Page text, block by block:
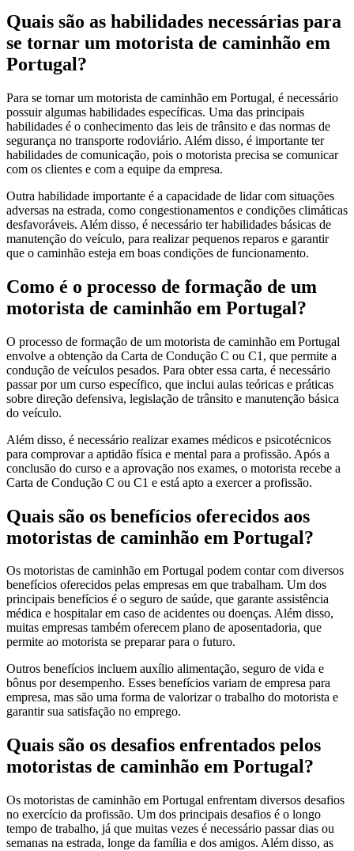
Quais são as habilidades necessárias para
se tornar um motorista de caminhão em
Portugal?
Para se tornar um motorista de caminhão em Portugal, é necessário
possuir algumas habilidades específicas. Uma das principais
habilidades é o conhecimento das leis de trânsito e das normas de
segurança no transporte rodoviário. Além disso, é importante ter
habilidades de comunicação, pois o motorista precisa se comunicar
com os clientes e com a equipe da empresa.
Outra habilidade importante é a capacidade de lidar com situações
adversas na estrada, como congestionamentos e condições climáticas
desfavoráveis. Além disso, é necessário ter habilidades básicas de
manutenção do veículo, para realizar pequenos reparos e garantir
que o caminhão esteja em boas condições de funcionamento.
Como é o processo de formação de um
motorista de caminhão em Portugal?
O processo de formação de um motorista de caminhão em Portugal
envolve a obtenção da Carta de Condução C ou C1, que permite a
condução de veículos pesados. Para obter essa carta, é necessário
passar por um curso específico, que inclui aulas teóricas e práticas
sobre direção defensiva, legislação de trânsito e manutenção básica
do veículo.
Além disso, é necessário realizar exames médicos e psicotécnicos
para comprovar a aptidão física e mental para a profissão. Após a
conclusão do curso e a aprovação nos exames, o motorista recebe a
Carta de Condução C ou C1 e está apto a exercer a profissão.
Quais são os benefícios oferecidos aos
motoristas de caminhão em Portugal?
Os motoristas de caminhão em Portugal podem contar com diversos
benefícios oferecidos pelas empresas em que trabalham. Um dos
principais benefícios é o seguro de saúde, que garante assistência
médica e hospitalar em caso de acidentes ou doenças. Além disso,
muitas empresas também oferecem plano de aposentadoria, que
permite ao motorista se preparar para o futuro.
Outros benefícios incluem auxílio alimentação, seguro de vida e
bônus por desempenho. Esses benefícios variam de empresa para
empresa, mas são uma forma de valorizar o trabalho do motorista e
garantir sua satisfação no emprego.
Quais são os desafios enfrentados pelos
motoristas de caminhão em Portugal?
Os motoristas de caminhão em Portugal enfrentam diversos desafios
no exercício da profissão. Um dos principais desafios é o longo
tempo de trabalho, já que muitas vezes é necessário passar dias ou
semanas na estrada, longe da família e dos amigos. Além disso, as